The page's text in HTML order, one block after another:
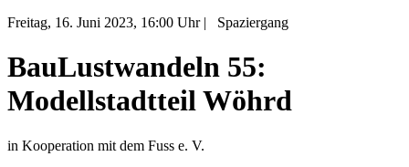
Freitag, 16. Juni 2023, 16:00 Uhr | Spaziergang
BauLustwandeln 55:
Modellstadtteil Wöhrd
in Kooperation mit dem Fuss e. V.